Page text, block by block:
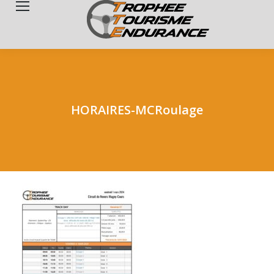
HORAIRES-MCRoulage